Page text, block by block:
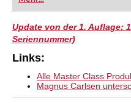
Update von der 1. Auflage:
Seriennummer)
Links:
Alle Master Class
Magnus Carlsen